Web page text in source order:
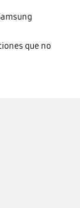
que no